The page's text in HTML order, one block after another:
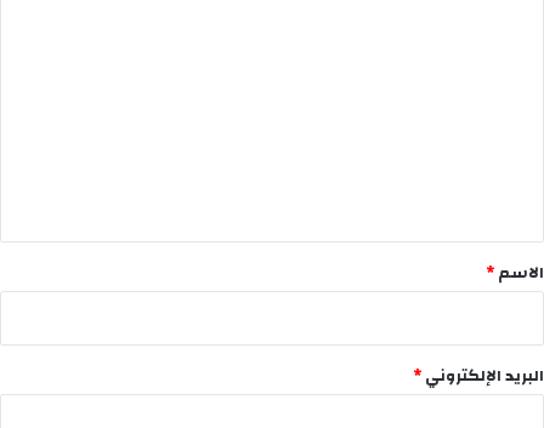
*
الاسم*
البريد الإلكتروني*